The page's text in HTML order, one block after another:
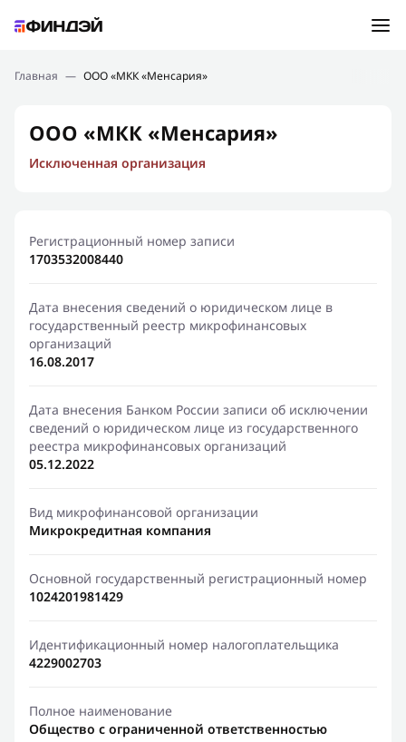
Подбор займа
Новости
Финансовое просвещение
Главная — ООО «МКК «Менсария»
ООО «МКК «Менсария»
Исключенная организация
Регистрационный номер записи
1703532008440
Дата внесения сведений о юридическом лице в
государственный реестр микрофинансовых
организаций
16.08.2017
Дата внесения Банком России записи об исключении
сведений о юридическом лице из государственного
реестра микрофинансовых организаций
05.12.2022
Вид микрофинансовой организации
Микрокредитная компания
Основной государственный регистрационный номер
1024201981429
Идентификационный номер налогоплательщика
4229002703
Полное наименование
Общество с ограниченной ответственностью
Ошибка:Контактная форма не найдена.
Спасибо, что написали нам
Мы свяжемся с Вами в ближайшее время и сообщим
результат
Отправить новый запрос